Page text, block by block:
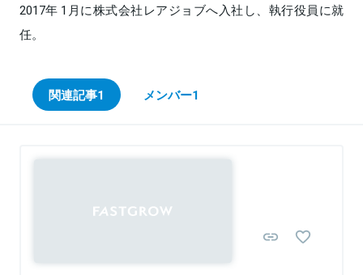
2017年 1月に株式会社レアジョブへ入社し、執行役員に就
任。
関連記事1 メンバー1